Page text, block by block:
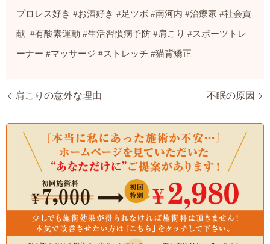
プロレス好き #お酒好き #足ツボ #南河内 #治療家 #社会貢
献 #有酸素運動 #生活習慣病予防 #肩こり #スポーツトレ
ーナー #マッサージ #ストレッチ #猫背矯正
肩こりの意外な理由 不眠の原因